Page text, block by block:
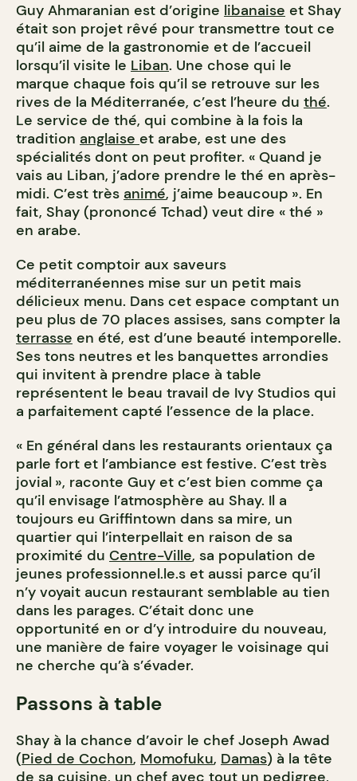
Guy Ahmaranian est d’origine libanaise et Shay
était son projet rêvé pour transmettre tout ce
qu’il aime de la gastronomie et de l’accueil
lorsqu’il visite le Liban. Une chose qui le
marque chaque fois qu’il se retrouve sur les
rives de la Méditerranée, c’est l’heure du thé.
Le service de thé, qui combine à la fois la
tradition anglaise et arabe, est une des
spécialités dont on peut profiter. « Quand je
vais au Liban, j’adore prendre le thé en après-
midi. C’est très animé, j’aime beaucoup ». En
fait, Shay (prononcé Tchad) veut dire « thé »
en arabe.
Ce petit comptoir aux saveurs
méditerranéennes mise sur un petit mais
délicieux menu. Dans cet espace comptant un
peu plus de 70 places assises, sans compter la
terrasse en été, est d’une beauté intemporelle.
Ses tons neutres et les banquettes arrondies
qui invitent à prendre place à table
représentent le beau travail de Ivy Studios qui
a parfaitement capté l’essence de la place.
« En général dans les restaurants orientaux ça
parle fort et l’ambiance est festive. C’est très
jovial », raconte Guy et c’est bien comme ça
qu’il envisage l’atmosphère au Shay. Il a
toujours eu Griffintown dans sa mire, un
quartier qui l’interpellait en raison de sa
proximité du Centre-Ville, sa population de
jeunes professionnel.le.s et aussi parce qu’il
n’y voyait aucun restaurant semblable au tien
dans les parages. C’était donc une
opportunité en or d’y introduire du nouveau,
une manière de faire voyager le voisinage qui
ne cherche qu’à s’évader.
Passons à table
Shay à la chance d’avoir le chef Joseph Awad
(Pied de Cochon, Momofuku, Damas) à la tête
de sa cuisine, un chef avec tout un pedigree,